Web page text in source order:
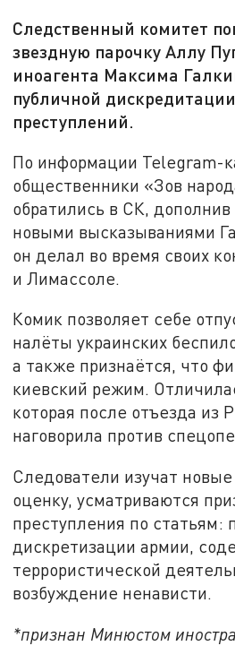
Следственный комитет
звездную парочку Аллу
иноагента Максима
публичной
преступлений.
По информации Telegram-
общественники «Зов
обратились в СК,
новыми высказываниями
он делал во время своих
и Лимассоле.
Комик позволяет себе
налёты украинских
а также признаётся, что
киевский режим.
которая после отъезда из
наговорила против
Следователи изучат
оценку, усматриваются
преступления по статьям:
дискретизации армии,
террористической
возбуждение ненависти.
*признан Минюстом